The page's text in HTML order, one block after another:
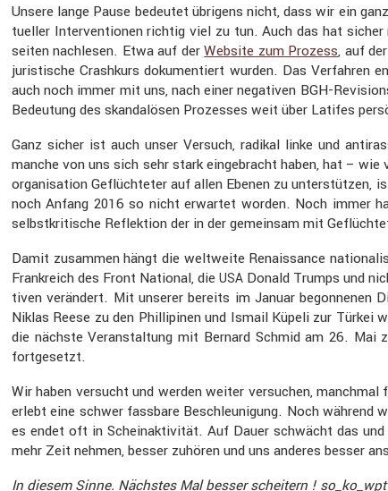
Unsere lange Pause bedeutet übrigens nicht, dass wir ein
tu­eller Inter­ven­tionen richtig viel zu tun. Auch das hat
seiten nachlesen. Etwa auf derWebsite zum Prozess, auf
juris­ti­sche Crash­kurs dokumen­tiert wurden. Das
auch noch immer mit uns, nach einer negativen BGH-
Bedeu­tung des skanda­lösen Prozesses weit über Latifes
Ganz sicher ist auch unser Versuch, radikal linke und
manche von uns sich sehr stark einge­bracht haben, hat –
or­ga­ni­sa­tion Geflüch­teter auf allen Ebenen zu unter­stützen,
noch Anfang 2016 so nicht erwartet worden. Noch immer
selbst­kri­ti­sche Reflek­tion der in der gemeinsam mit
Damit zusammen hängt die weltweite Renais­sance
Frank­reich des Front National, dieUSA Donald Trumps und
tiven verän­dert. Mit unserer bereits im Januar begon­nenen
Niklas Reese zu den Philli­pinen und Ismail Küpeli zur
die nächste Veran­stal­tung mit Bernard Schmid am 26.
fortge­setzt.
Wir haben versucht und werden weiter versu­chen,
erlebt eine schwer fassbare Beschleu­ni­gung. Noch während
es endet oft in Schein­ak­ti­vität. Auf Dauer schwächt das
mehr Zeit nehmen, besser zuhören und uns anderes besser
In diesem Sinne. Nächstes Mal besser schei­tern !